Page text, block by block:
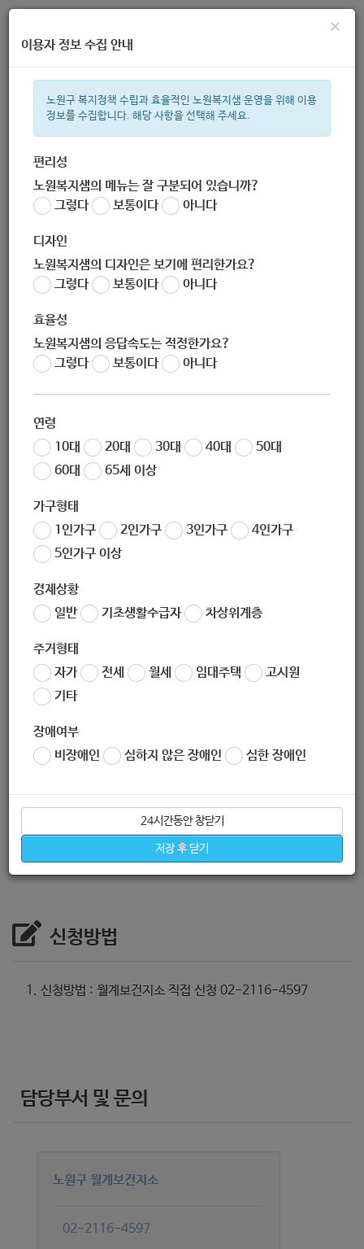
주간 인기검색어
한눈으로 보는 복지 정보
×
이용자 정보 수집 안내
노원구 복지정책 수립과 효율적인 노원복지샘 운영을 위해 이용
정보를 수집합니다. 해당 사항을 선택해 주세요.
편리성
노원복지샘의 메뉴는 잘 구분되어 있습니까?
그렇다
보통이다 아니다
디자인
노원복지샘의 디자인은 보기에 편리한가요?
그렇다
보통이다 아니다
효율성
노원복지샘의 응답속도는 적정한가요?
그렇다
보통이다 아니다
연령
10대
20대 30대 40대
50대
60대
65세 이상
가구형태
1인가구
2인가구 3인가구
4인가구
5인가구 이상
경제상황
일반
기초생활수급자 차상위계층
주거형태
자가
전세 월세 임대주택
고시원
기타
장애여부
비장애인
심하지 않은 장애인 심한 장애인
24시간동안 창닫기
저장 후 닫기
[장애인통합재활서비스 : 그룹
재활 운동]
지원대상
지원대상 : 지체·뇌병변장애인 등 15명 내외(법적 등록 장애
인， 정신장애인 제외)
지원내용
지원내용
– 만성질환예방관리교육 : 고혈압， 당뇨， 이상지질혈증
– 구강보건교육 : 구강보건 상담·교육， 칫솔바꾸기
– 정서지원프로그램 : 아로마테라피
신청방법
신청방법 : 월계보건지소 직접 신청 02-2116-4597
담당부서 및 문의
노원구 월계보건지소
02-2116-4597